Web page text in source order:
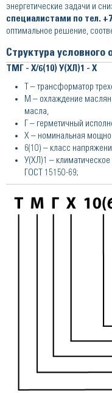
энергетические задачи и
специалистами по тел.
оптимальное решение,
Структура условного
ТМГ - Х/6(10) У(ХЛ)1 - Х
Т – трансформатор
М – охлаждение
масла,
Г – герметичный
Х – номинальная
6(10) – класс
У(ХЛ)1 –
ГОСТ 15150-69;